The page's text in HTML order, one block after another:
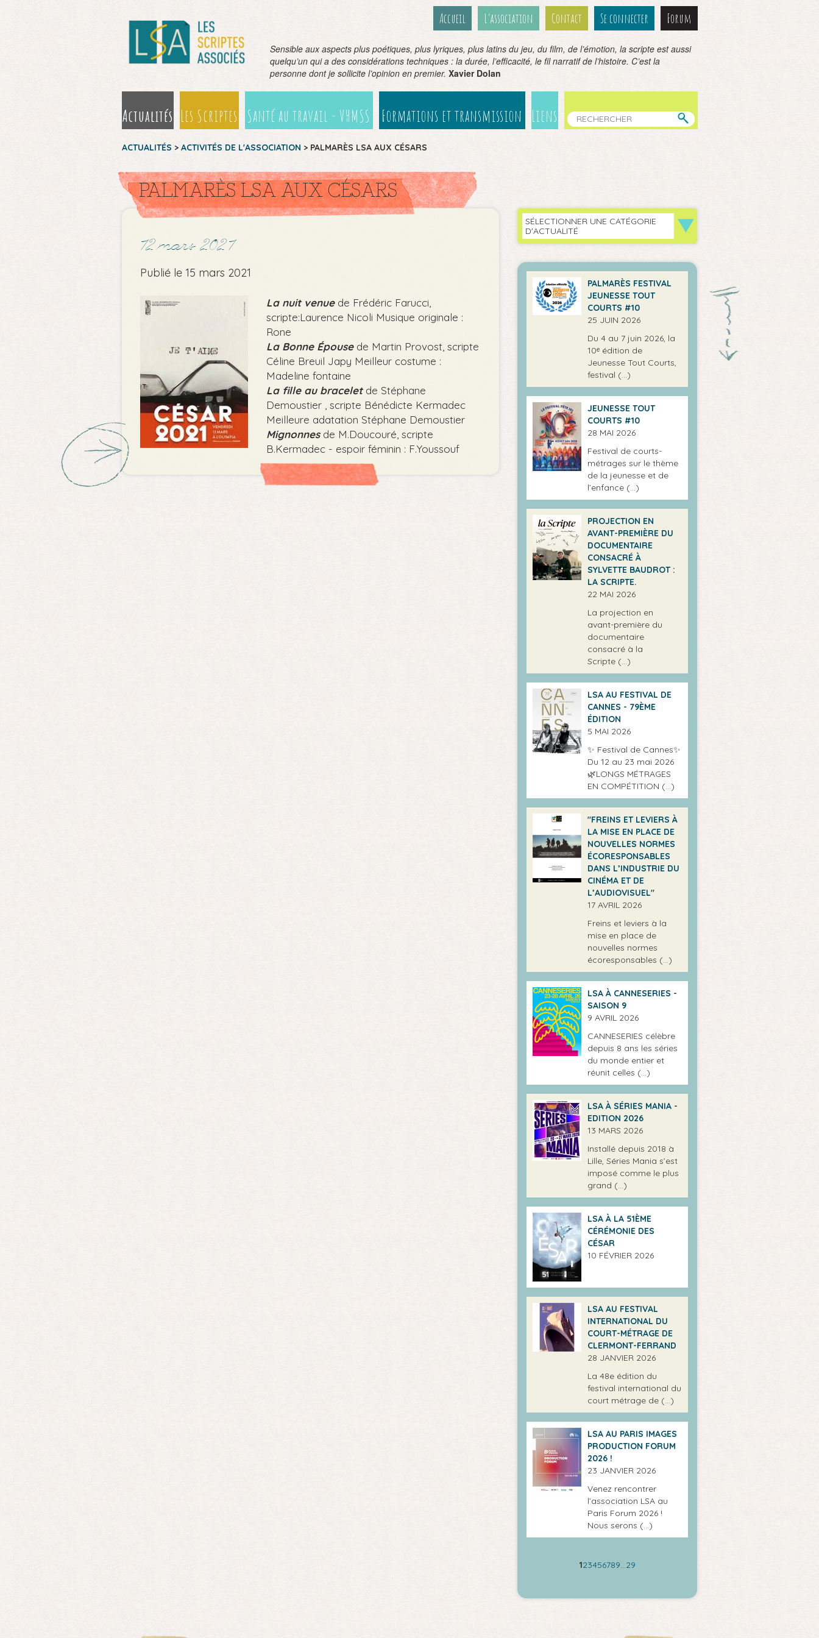
Accueil L’association Contact Se connecter Forum
Sensible aux aspects plus poétiques, plus lyriques, plus latins du jeu, du film, de l’émotion, la scripte est aussi
quelqu’un qui a des considérations techniques : la durée, l’efficacité, le fil narratif de l’histoire. C’est la
personne dont je sollicite l’opinion en premier. Xavier Dolan
Actualités Les Scriptes Santé au travail - VHMSS Formations et transmission Liens
ACTUALITÉS > ACTIVITÉS DE L'ASSOCIATION > PALMARÈS LSA AUX CÉSARS
PALMARÈS LSA AUX CÉSARS
12 mars 2021
Publié le 15 mars 2021
La nuit venue de Frédéric Farucci,
scripte:Laurence Nicoli Musique originale :
Rone
La Bonne Épouse de Martin Provost, scripte
Céline Breuil Japy Meilleur costume :
Madeline fontaine
La fille au bracelet de Stéphane
Demoustier , scripte Bénédicte Kermadec
Meilleure adatation Stéphane Demoustier
Mignonnes de M.Doucouré, scripte
B.Kermadec - espoir féminin : F.Youssouf
SÉLECTIONNER UNE CATÉGORIE
D'ACTUALITÉ
PALMARÈS FESTIVAL
JEUNESSE TOUT
COURTS #10
25 JUIN 2026
Du 4 au 7 juin 2026, la
10ᵉ édition de
Jeunesse Tout Courts,
festival (…)
JEUNESSE TOUT
COURTS #10
28 MAI 2026
Festival de courts-
métrages sur le thème
de la jeunesse et de
l’enfance (…)
PROJECTION EN
AVANT-PREMIÈRE DU
DOCUMENTAIRE
CONSACRÉ À
SYLVETTE BAUDROT :
LA SCRIPTE.
22 MAI 2026
La projection en
avant-première du
documentaire
consacré à la
Scripte (…)
LSA AU FESTIVAL DE
CANNES - 79ÈME
ÉDITION
5 MAI 2026
✨ Festival de Cannes✨
Du 12 au 23 mai 2026
🌿LONGS MÉTRAGES
EN COMPÉTITION (…)
"FREINS ET LEVIERS À
LA MISE EN PLACE DE
NOUVELLES NORMES
ÉCORESPONSABLES
DANS L’INDUSTRIE DU
CINÉMA ET DE
L’AUDIOVISUEL"
17 AVRIL 2026
Freins et leviers à la
mise en place de
nouvelles normes
écoresponsables (…)
LSA À CANNESERIES -
SAISON 9
9 AVRIL 2026
CANNESERIES célèbre
depuis 8 ans les séries
du monde entier et
réunit celles (…)
LSA À SÉRIES MANIA -
EDITION 2026
13 MARS 2026
Installé depuis 2018 à
Lille, Séries Mania s’est
imposé comme le plus
grand (…)
LSA À LA 51ÈME
CÉRÉMONIE DES
CÉSAR
10 FÉVRIER 2026
LSA AU FESTIVAL
INTERNATIONAL DU
COURT-MÉTRAGE DE
CLERMONT-FERRAND
28 JANVIER 2026
La 48e édition du
festival international du
court métrage de (…)
LSA AU PARIS IMAGES
PRODUCTION FORUM
2026 !
23 JANVIER 2026
Venez rencontrer
l’association LSA au
Paris Forum 2026 !
Nous serons (…)
123456789…29